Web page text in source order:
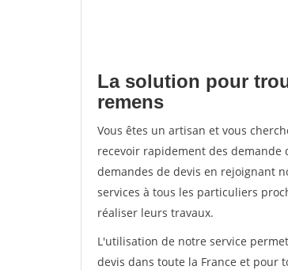
La solution pour
remens
Vous êtes un artisan et vous
recevoir rapidement des demande
demandes de devis en rejoignant
services à tous les particuliers
réaliser leurs travaux.
L'utilisation de notre service
devis dans toute la France et pour